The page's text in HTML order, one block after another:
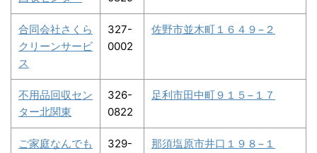
合同会社さくら
クリーンサービ
ス
327-
0002
佐野市並木町１６４９−２
不用品回収セン
ター北関東
326-
0822
足利市田中町９１５−１７
ご家庭なんでも
329-
那須塩原市井口１９８−１